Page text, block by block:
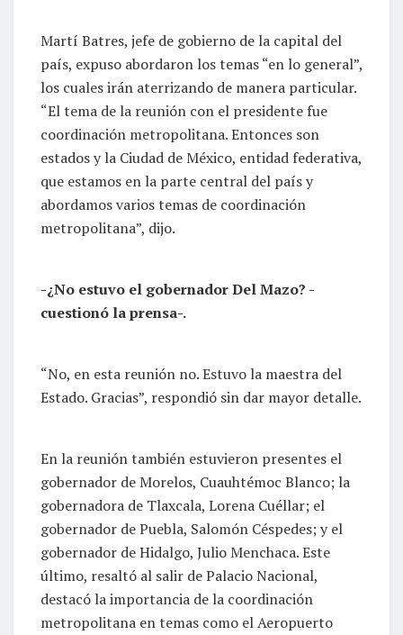
Martí Batres, jefe de gobierno de la capital del
país, expuso abordaron los temas “en lo general”,
los cuales irán aterrizando de manera particular.
“El tema de la reunión con el presidente fue
coordinación metropolitana. Entonces son
estados y la Ciudad de México, entidad federativa,
que estamos en la parte central del país y
abordamos varios temas de coordinación
metropolitana”, dijo.
-¿No estuvo el gobernador Del Mazo? -
cuestionó la prensa-.
“No, en esta reunión no. Estuvo la maestra del
Estado. Gracias”, respondió sin dar mayor detalle.
En la reunión también estuvieron presentes el
gobernador de Morelos, Cuauhtémoc Blanco; la
gobernadora de Tlaxcala, Lorena Cuéllar; el
gobernador de Puebla, Salomón Céspedes; y el
gobernador de Hidalgo, Julio Menchaca. Este
último, resaltó al salir de Palacio Nacional,
destacó la importancia de la coordinación
metropolitana en temas como el Aeropuerto